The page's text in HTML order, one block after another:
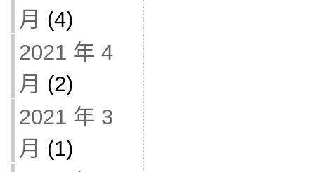
月 (4)
2021 年 4
月 (2)
2021 年 3
月 (1)